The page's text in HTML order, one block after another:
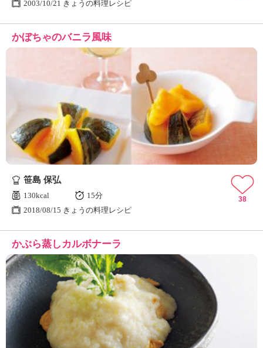
2003/10/21 きょうの料理レシピ
かぼちゃのバニラ風味
笹島 保弘
130kcal
15分
2018/08/15 きょうの料理レシピ
38
かぶら蒸しカルボナーラ